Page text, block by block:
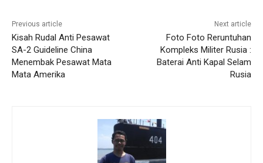
Previous article
Kisah Rudal Anti Pesawat
SA-2 Guideline China
Menembak Pesawat Mata
Mata Amerika
Next article
Foto Foto Reruntuhan
Kompleks Militer Rusia :
Baterai Anti Kapal Selam
Rusia